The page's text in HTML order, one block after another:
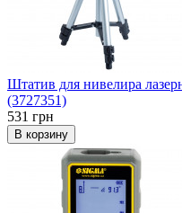
Штатив для нивелира
(3727351)
531 грн
В корзину